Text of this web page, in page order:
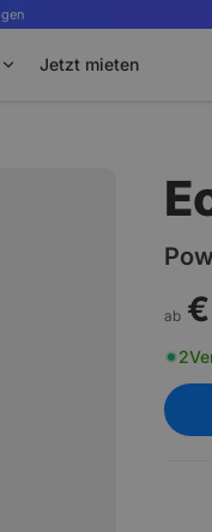
Jetzt mieten
ab
2